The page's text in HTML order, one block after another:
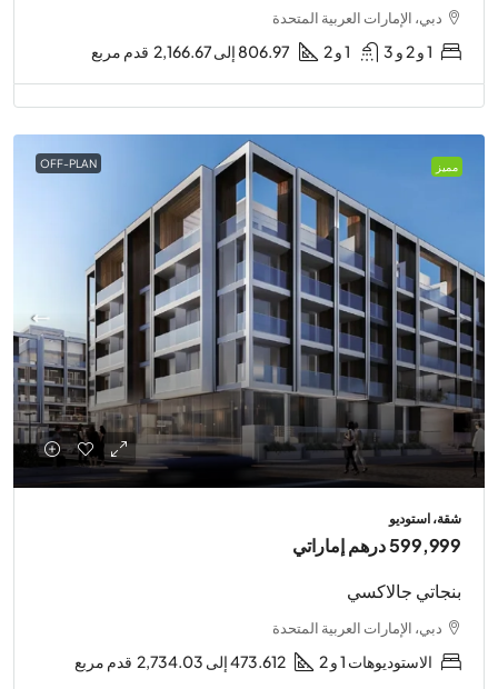
دبي، الإمارات العربية المتحدة
1 و 2 و 3 1 و 2 806.97 إلى 2,166.67 قدم مربع
مميز OFF-PLAN
شقة، استوديو
599,999 درهم إماراتي
بنجاتي جالاكسي
دبي، الإمارات العربية المتحدة
الاستوديوهات 1 و 2 473.612 إلى 2,734.03 قدم مربع